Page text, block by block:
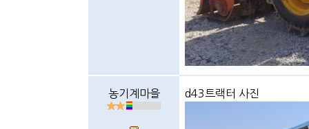
농기계마을 d43트랙터 사진